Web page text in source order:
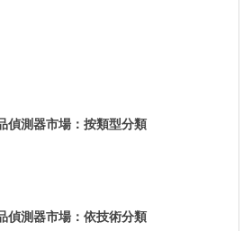
偵測器市場：按類型分類
偵測器市場：依技術分類